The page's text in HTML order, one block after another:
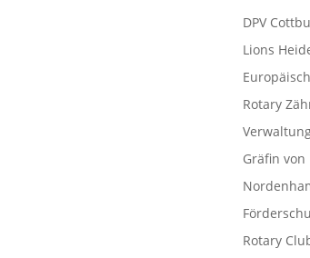
DPV
Lions
Rotary
Gräfin
Rotary